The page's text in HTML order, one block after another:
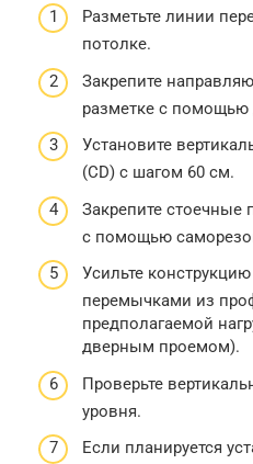
Разметьте линии
потолке.
Закрепите
разметке с помощью
Установите
(CD) с шагом 60 см.
Закрепите
с помощью
Усильте
перемычками из
предполагаемой
дверным проемом).
Проверьте
уровня.
Если планируется